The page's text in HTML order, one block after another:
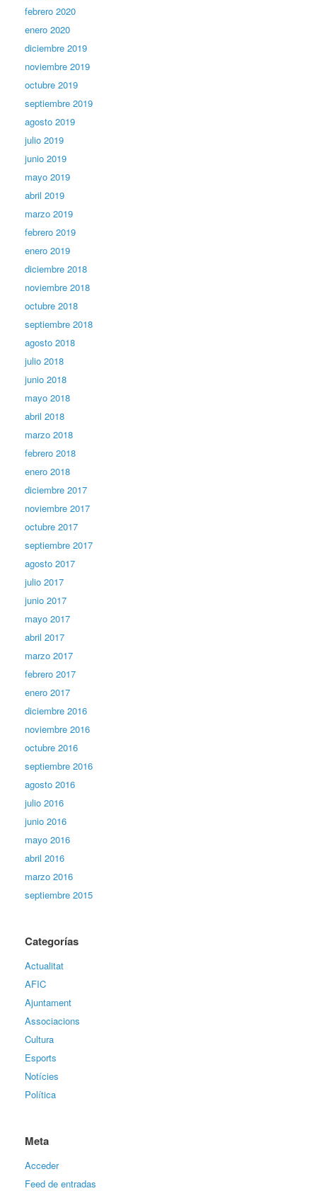
febrero 2020
enero 2020
diciembre 2019
noviembre 2019
octubre 2019
septiembre 2019
agosto 2019
julio 2019
junio 2019
mayo 2019
abril 2019
marzo 2019
febrero 2019
enero 2019
diciembre 2018
noviembre 2018
octubre 2018
septiembre 2018
agosto 2018
julio 2018
junio 2018
mayo 2018
abril 2018
marzo 2018
febrero 2018
enero 2018
diciembre 2017
noviembre 2017
octubre 2017
septiembre 2017
agosto 2017
julio 2017
junio 2017
mayo 2017
abril 2017
marzo 2017
febrero 2017
enero 2017
diciembre 2016
noviembre 2016
octubre 2016
septiembre 2016
agosto 2016
julio 2016
junio 2016
mayo 2016
abril 2016
marzo 2016
septiembre 2015
Categorías
Actualitat
AFIC
Ajuntament
Associacions
Cultura
Esports
Notícies
Política
Meta
Acceder
Feed de entradas